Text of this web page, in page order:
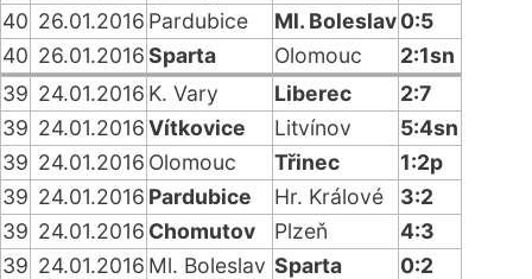
40 26.01.2016 Pardubice Ml. Boleslav0:5
40 26.01.2016Sparta Olomouc
2:1sn
39 24.01.2016 K. Vary Liberec
2:7
39 24.01.2016Vítkovice Litvínov
5:4sn
39 24.01.2016 Olomouc Třinec
1:2p
39 24.01.2016 Pardubice Hr. Králové
3:2
39 24.01.2016 Chomutov Plzeň
4:3
39 24.01.2016 Ml. Boleslav Sparta
0:2